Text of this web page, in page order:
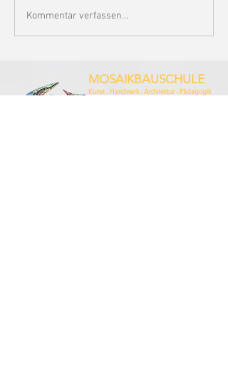
Kommentar verfassen...
MOSAIKBAUSCHULE
Kunst - Handwerk - Architektur - Pädagogik